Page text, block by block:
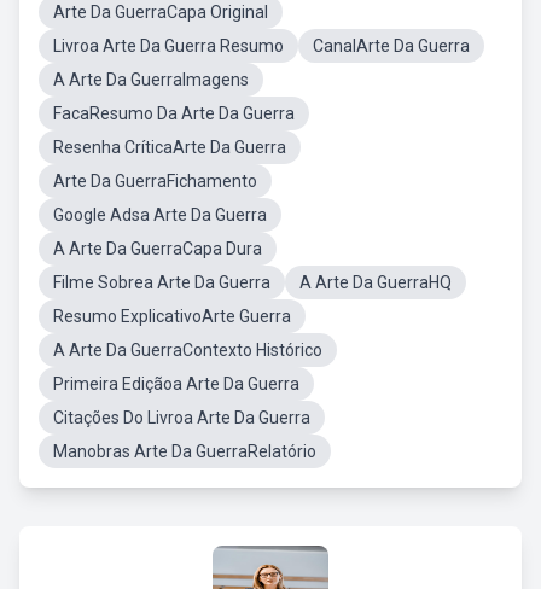
Arte Da GuerraCapa Original
Livroa Arte Da Guerra Resumo
CanalArte Da Guerra
A Arte Da GuerraImagens
FacaResumo Da Arte Da Guerra
Resenha CríticaArte Da Guerra
Arte Da GuerraFichamento
Google Adsa Arte Da Guerra
A Arte Da GuerraCapa Dura
Filme Sobrea Arte Da Guerra
A Arte Da GuerraHQ
Resumo ExplicativoArte Guerra
A Arte Da GuerraContexto Histórico
Primeira Ediçãoa Arte Da Guerra
Citações Do Livroa Arte Da Guerra
Manobras Arte Da GuerraRelatório